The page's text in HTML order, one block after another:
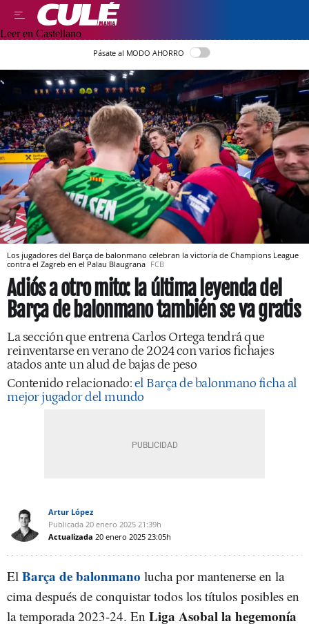
Leer en Castellano
Pásate al MODO AHORRO
Los jugadores del Barça de balonmano celebran la victoria de Champions League
contra el Zagreb en el Palau Blaugrana FCB
Adiós a otro mito: la última leyenda del
Barça de balonmano también se va gratis
La sección que entrena Carlos Ortega tendrá que
reinventarse en verano de 2024 con varios fichajes
atados ante un alud de bajas de peso
Contenido relacionado:el Barça de balonmano ficha al
mejor jugador del mundo
Artur López
Publicada 20 enero 2025 21:39h
Actualizada 20 enero 2025 23:05h
El Barça de balonmano lucha por mantenerse en la
cima después de conquistar todos los títulos posibles en
la temporada 2023-24. En Liga Asobal la hegemonía